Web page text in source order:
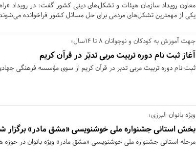
معاون رویداد سازمان هیئات و تشکل‌های دینی کشور گفت: در رویداد
یکی از مهمترین تشکل‌های مردمی برای حل مسائل کشور فراخوانده
جهت آموزش به کودکان‌ و نوجوانان ۸ تا ۱۴سال؛
آغاز ثبت نام دوره تربیت مربی تدبّر در قرآن کریم
ثبت نام دوره تربیت مربی تدبر در قرآن کریم از سوی مؤسسه فرهنگی
ویژه بانوان البرزی؛
بخش استانی جشنواره ملی خوشنویسی «مشق مادر» برگزار
مرحله استانی جشنواره ملی خوشنویسی «مشق مادر» ویژه بانوان در حوزه